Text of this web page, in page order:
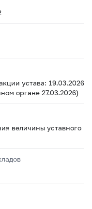
устава: 19.03.2026
органе 27.03.2026)
величины уставного